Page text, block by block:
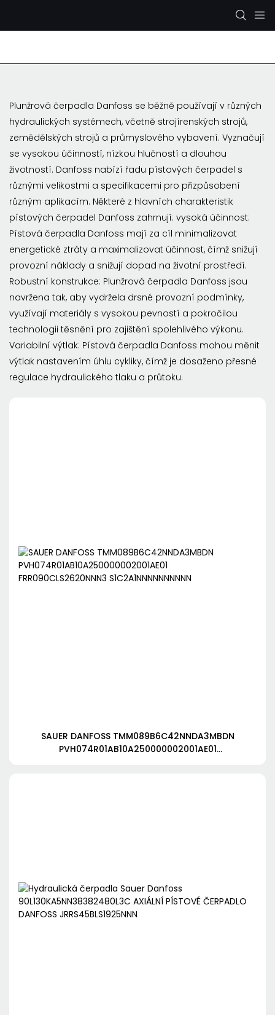
Plunžrová čerpadla Danfoss se běžně používají v různých
hydraulických systémech, včetně strojírenských strojů,
zemědělských strojů a průmyslového vybavení. Vyznačují
se vysokou účinností, nízkou hlučností a dlouhou
životností. Danfoss nabízí řadu pístových čerpadel s
různými velikostmi a specifikacemi pro přizpůsobení
různým aplikacím. Některé z hlavních charakteristik
pístových čerpadel Danfoss zahrnují: vysoká účinnost:
Pístová čerpadla Danfoss mají za cíl minimalizovat
energetické ztráty a maximalizovat účinnost, čímž snižují
provozní náklady a snižují dopad na životní prostředí.
Robustní konstrukce: Plunžrová čerpadla Danfoss jsou
navržena tak, aby vydržela drsné provozní podmínky,
využívají materiály s vysokou pevností a pokročilou
technologii těsnění pro zajištění spolehlivého výkonu.
Variabilní výtlak: Pístová čerpadla Danfoss mohou měnit
výtlak nastavením úhlu cykliky, čímž je dosaženo přesné
regulace hydraulického tlaku a průtoku.
SAUER DANFOSS TMM089B6C42NNDA3MBDN
PVH074R01AB10A250000002001AE01